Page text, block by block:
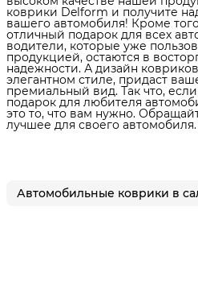
коврики Delform и получите
вашего автомобиля! Кроме
отличный подарок для всех
водители, которые уже
продукцией, остаются в
надежности. А дизайн
элегантном стиле, придаст
премиальный вид. Так что,
подарок для любителя
это то, что вам нужно.
лучшее для своего автомобиля.
Автомобильные коврики в